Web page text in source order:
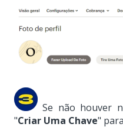
Se não houver
"Criar Uma Chave"